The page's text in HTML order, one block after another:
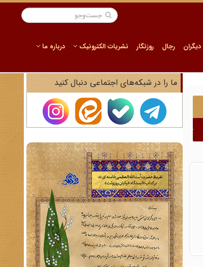
رجال روزنگار نشریات الکترونیک درباره ما
ما را در شبکه‌های اجتماعی دنبال کنید